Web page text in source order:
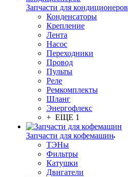
Запчасти для кондиционеров
Конденсаторы
Крепление
Лента
Насос
Переходники
Провод
Пульты
Реле
Ремкомплекты
Шланг
Энергофлекс
+ ЕЩЕ 1
Запчасти для кофемашин
ТЭНы
Фильтры
Катушки
Двигатели